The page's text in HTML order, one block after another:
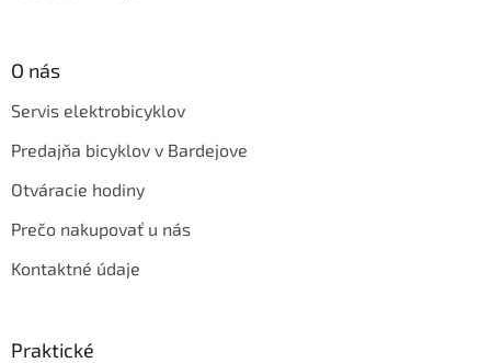
O nás
Servis elektrobicyklov
Predajňa bicyklov v Bardejove
Otváracie hodiny
Prečo nakupovať u nás
Kontaktné údaje
Praktické